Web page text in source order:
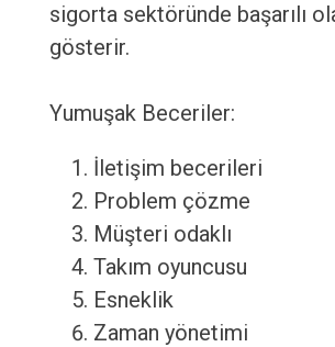
sigorta sektöründe başarılı
gösterir.
Yumuşak Beceriler:
İletişim becerileri
Problem çözme
Müşteri odaklı
Takım oyuncusu
Esneklik
Zaman yönetimi